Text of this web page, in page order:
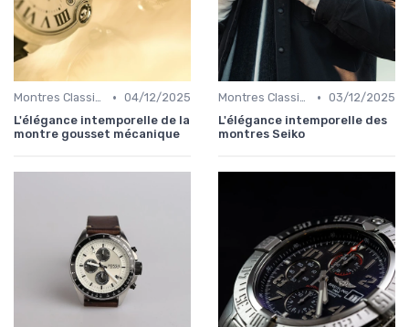
Montres Classiques • 04/12/2025
L'élégance intemporelle de la
montre gousset mécanique
Montres Classiques • 03/12/2025
L'élégance intemporelle des
montres Seiko